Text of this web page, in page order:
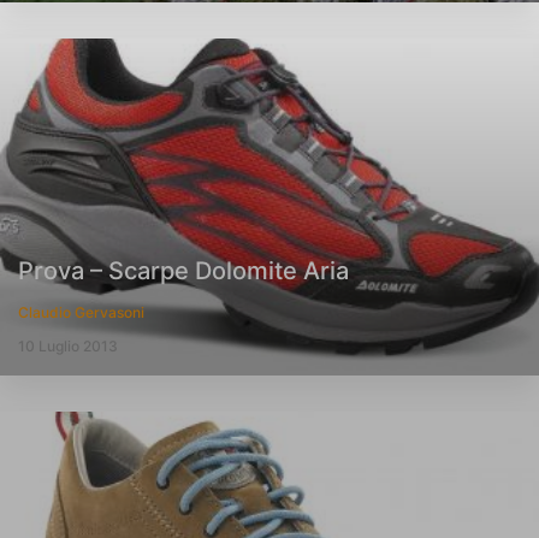
Prova – Scarpe Dolomite Aria
Claudio Gervasoni
10 Luglio 2013